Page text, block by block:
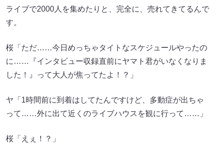
ライブで2000人を集めたりと、完全に、売れてきてるんで
す。
桜「ただ……今日めっちゃタイトなスケジュールやったの
に……『インタビュー収録直前にヤマト君がいなくなりま
した！』って大人が焦ってたよ！？」
ヤ「1時間前に到着はしてたんですけど、多動症が出ちゃ
って……外に出て近くのライブハウスを観に行って……」
桜「えぇ！？」